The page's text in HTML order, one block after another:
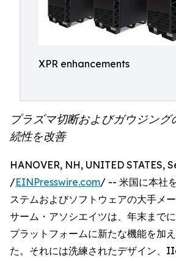
XPR enhancements
プラズマ切断およびガウジング
続性を改善
HANOVER, NH, UNITED STATES,
/EINPresswire.com/ -- 米国に本社
ステムおよびソフトウェアの大手メ
サーム・アソシエイツは、年末まで
プラットフォームに新たな機能を加
た。それには洗練されたデザイン、